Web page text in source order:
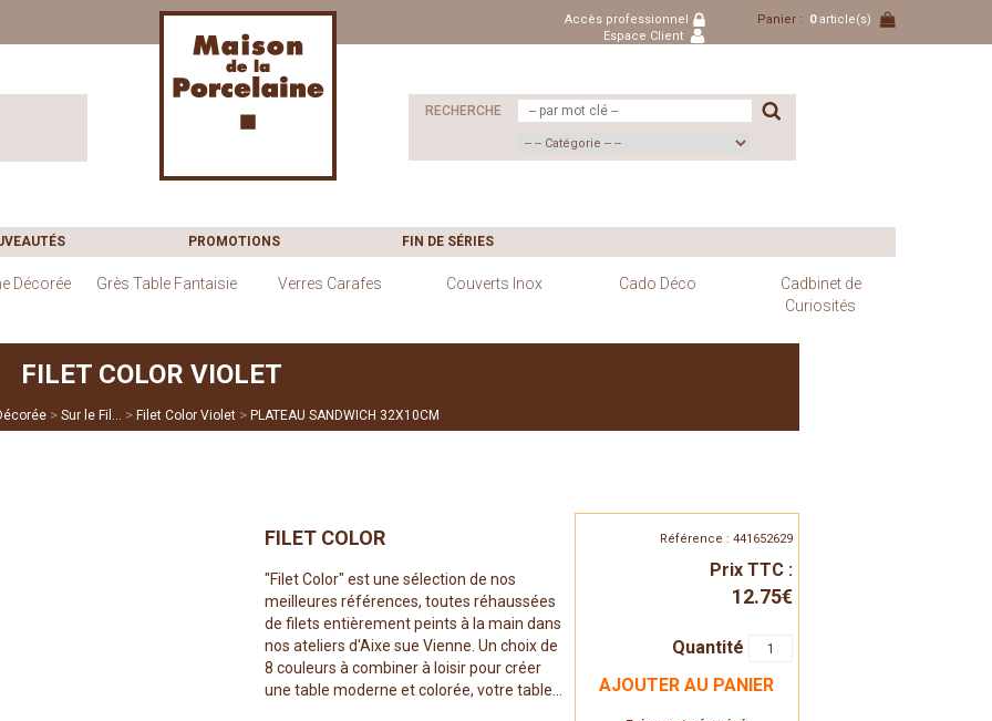
Accès professionnel
Espace Client
Panier : 0article(s)
RECHERCHE
PROMOTIONS FIN DE SÉRIES
Décorée Grès Table Fantaisie Verres Carafes Couverts Inox Cado Déco
Cadbinet de
Curiosités
FILET COLOR VIOLET
> Sur le Fil... > Filet Color Violet > PLATEAU SANDWICH 32X10CM
Référence : 441652629
Prix TTC :
12.75€
Quantité
AJOUTER AU PANIER
FILET COLOR
"Filet Color" est une sélection de nos
meilleures références, toutes réhaussées
de filets entièrement peints à la main dans
nos ateliers d'Aixe sue Vienne. Un choix de
8 couleurs à combiner à loisir pour créer
une table moderne et colorée, votre table...